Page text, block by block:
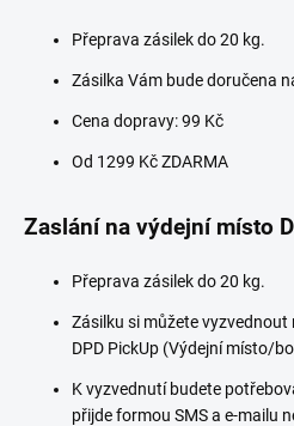
Přeprava zásilek do 20 kg.
Zásilka Vám bude doručena
Cena dopravy: 99 Kč
Od 1299 Kč ZDARMA
Zaslání na výdejní místo
Přeprava zásilek do 20 kg.
Zásilku si můžete
DPD PickUp (Výdejní místo/
K vyzvednutí budete
přijde formou SMS a e-mailu